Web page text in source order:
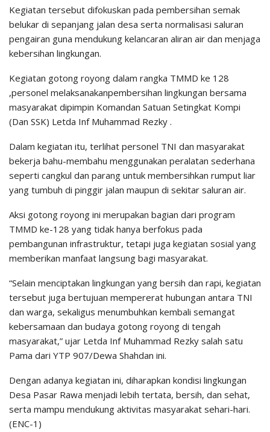
Kegiatan tersebut difokuskan pada pembersihan semak
belukar di sepanjang jalan desa serta normalisasi saluran
pengairan guna mendukung kelancaran aliran air dan menjaga
kebersihan lingkungan.
Kegiatan gotong royong dalam rangka TMMD ke 128
,personel melaksanakanpembersihan lingkungan bersama
masyarakat dipimpin Komandan Satuan Setingkat Kompi
(Dan SSK) Letda Inf Muhammad Rezky .
Dalam kegiatan itu, terlihat personel TNI dan masyarakat
bekerja bahu-membahu menggunakan peralatan sederhana
seperti cangkul dan parang untuk membersihkan rumput liar
yang tumbuh di pinggir jalan maupun di sekitar saluran air.
Aksi gotong royong ini merupakan bagian dari program
TMMD ke-128 yang tidak hanya berfokus pada
pembangunan infrastruktur, tetapi juga kegiatan sosial yang
memberikan manfaat langsung bagi masyarakat.
“Selain menciptakan lingkungan yang bersih dan rapi, kegiatan
tersebut juga bertujuan mempererat hubungan antara TNI
dan warga, sekaligus menumbuhkan kembali semangat
kebersamaan dan budaya gotong royong di tengah
masyarakat,” ujar Letda Inf Muhammad Rezky salah satu
Pama dari YTP 907/Dewa Shahdan ini.
Dengan adanya kegiatan ini, diharapkan kondisi lingkungan
Desa Pasar Rawa menjadi lebih tertata, bersih, dan sehat,
serta mampu mendukung aktivitas masyarakat sehari-hari.
(ENC-1)